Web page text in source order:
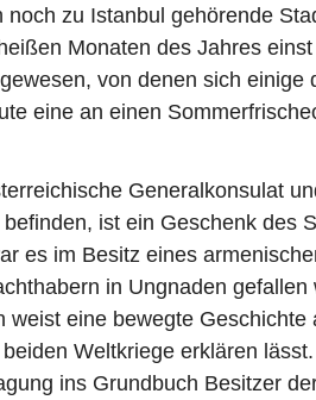
zu Istanbul gehörende
Monaten des Jahres
von denen sich einige
eine an einen
Generalkonsulat
ist ein Geschenk des
es im Besitz eines
in Ungnaden gefallen
eine bewegte Geschichte
Weltkriege erklären
ins Grundbuch Besitzer